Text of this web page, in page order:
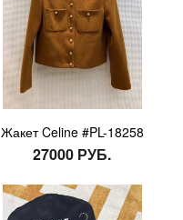
Жакет Celine #PL-18258
27000 РУБ.